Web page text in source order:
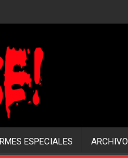
ESPECIALES ARCHIVO